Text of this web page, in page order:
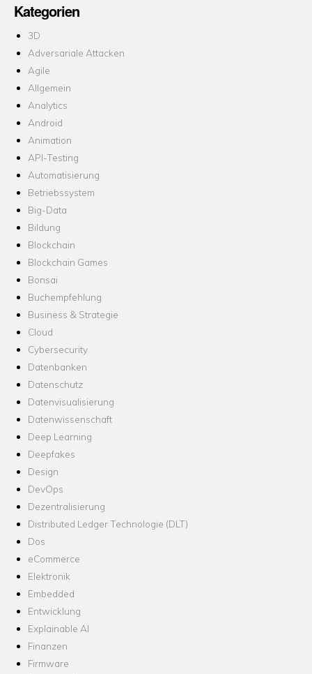
Kategorien
3D
Adversariale Attacken
Agile
Allgemein
Analytics
Android
Animation
API-Testing
Automatisierung
Betriebssystem
Big-Data
Bildung
Blockchain
Blockchain Games
Bonsai
Buchempfehlung
Business & Strategie
Cloud
Cybersecurity
Datenbanken
Datenschutz
Datenvisualisierung
Datenwissenschaft
Deep Learning
Deepfakes
Design
DevOps
Dezentralisierung
Distributed Ledger Technologie (DLT)
Dos
eCommerce
Elektronik
Embedded
Entwicklung
Explainable AI
Finanzen
Firmware